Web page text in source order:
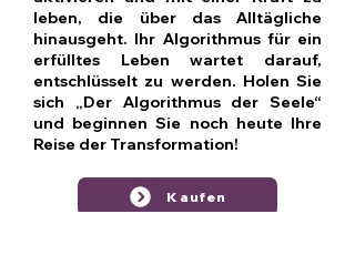
leben, die über das Alltägliche
hinausgeht. Ihr Algorithmus für ein
erfülltes Leben wartet darauf,
entschlüsselt zu werden. Holen Sie
sich „Der Algorithmus der Seele“
und beginnen Sie noch heute Ihre
Reise der Transformation!
Kaufen